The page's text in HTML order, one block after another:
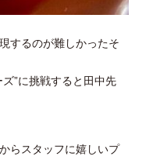
するのが難しかったそ
”に挑戦すると田中先
らスタッフに嬉しいプ